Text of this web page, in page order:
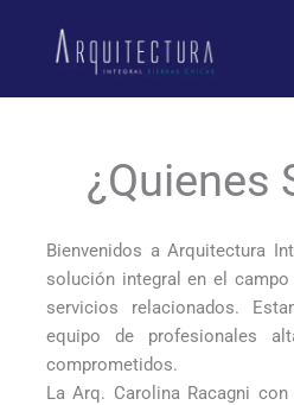
contenido
¿Quienes
Bienvenidos a Arquitectura
solución integral en el
servicios relacionados.
equipo de profesionales
comprometidos.
La Arq. Carolina Racagni